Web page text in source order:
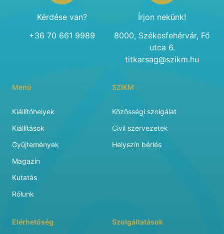
Kérdése van?
+36 70 661 9989
Írjon nekünk!
8000, Székesfehérvár, Fő
utca 6.
titkarsag@szikm.hu
Menü
Kiállítóhelyek
Kiállítások
Gyűjtemények
Magazin
Kutatás
Rólunk
SZIKM
Közösségi szolgálat
Civil szervezetek
Helyszín bérlés
Elérhetőség Szolgáltatások